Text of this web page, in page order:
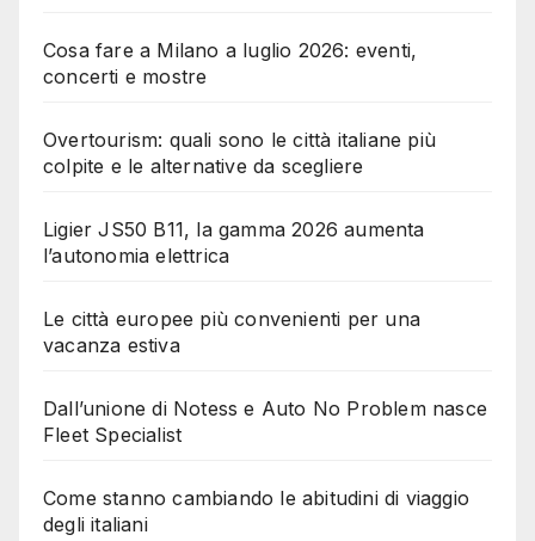
Cosa fare a Milano a luglio 2026: eventi,
concerti e mostre
Overtourism: quali sono le città italiane più
colpite e le alternative da scegliere
Ligier JS50 B11, la gamma 2026 aumenta
l’autonomia elettrica
Le città europee più convenienti per una
vacanza estiva
Dall’unione di Notess e Auto No Problem nasce
Fleet Specialist
Come stanno cambiando le abitudini di viaggio
degli italiani